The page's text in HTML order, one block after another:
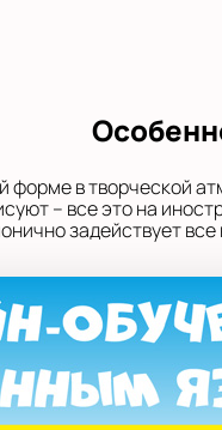
форме в творческой
– все это на
задействует